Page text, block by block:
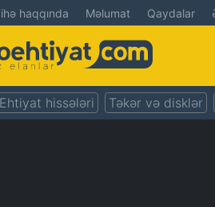
haqqında Məlumat Qaydalar
Ehtiyat hissələri Təkər və disklər